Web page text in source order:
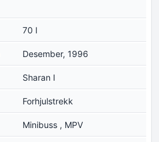
70 l
Desember, 1996
Sharan I
Forhjulstrekk
Minibuss , MPV